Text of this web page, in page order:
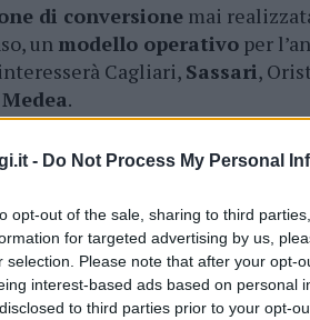
- Do Not Process My Personal
opt-out of the sale, sharing to third
for targeted advertising by us,
selection. Please note that after your opt-
interest-based ads based on personal
to third parties prior to your opt-
di conversione mai
un modello operativo per
Cagliari, Sassari,
Medea.
famiglie di
Olbia di
economica
rispetto a quella
digitale delle reti,
la distribuzione di gas
sintetico favorendo